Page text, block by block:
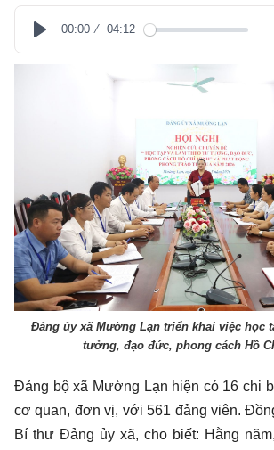
Play
00:00 04:12
Đảng ủy xã Mường Lạn triển khai việc học
tưởng, đạo đức, phong cách Hồ
Đảng bộ xã Mường Lạn hiện có 16 chi
cơ quan, đơn vị, với 561 đảng viên.
Bí thư Đảng ủy xã, cho biết: Hằng